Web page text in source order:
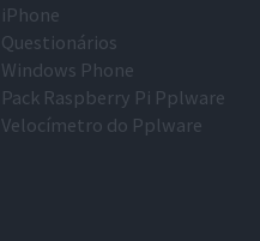
iPhone
Questionários
Windows Phone
Pack Raspberry Pi Pplware
Velocímetro do Pplware